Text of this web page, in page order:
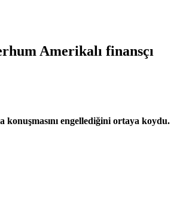
Amerikalı finansçı
engellediğini ortaya koydu.